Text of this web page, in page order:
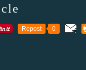
Repost 0